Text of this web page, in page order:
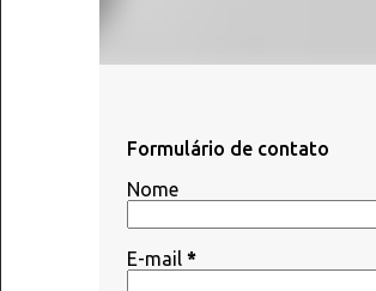
Formulário de contato
Nome
E-mail *